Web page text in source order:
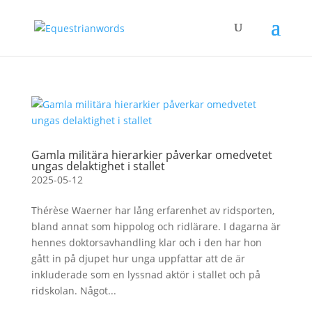
Gamla militära hierarkier påverkar omedvetet
ungas delaktighet i stallet
2025-05-12
Thérèse Waerner har lång erfarenhet av ridsporten,
bland annat som hippolog och ridlärare. I dagarna är
hennes doktorsavhandling klar och i den har hon
gått in på djupet hur unga uppfattar att de är
inkluderade som en lyssnad aktör i stallet och på
ridskolan. Något...